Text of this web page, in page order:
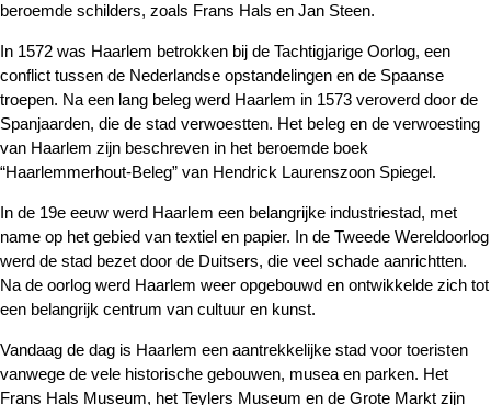
beroemde schilders, zoals Frans Hals en Jan Steen.
In 1572 was Haarlem betrokken bij de Tachtigjarige Oorlog, een
conflict tussen de Nederlandse opstandelingen en de Spaanse
troepen. Na een lang beleg werd Haarlem in 1573 veroverd door de
Spanjaarden, die de stad verwoestten. Het beleg en de verwoesting
van Haarlem zijn beschreven in het beroemde boek
“Haarlemmerhout-Beleg” van Hendrick Laurenszoon Spiegel.
In de 19e eeuw werd Haarlem een belangrijke industriestad, met
name op het gebied van textiel en papier. In de Tweede Wereldoorlog
werd de stad bezet door de Duitsers, die veel schade aanrichtten.
Na de oorlog werd Haarlem weer opgebouwd en ontwikkelde zich tot
een belangrijk centrum van cultuur en kunst.
Vandaag de dag is Haarlem een aantrekkelijke stad voor toeristen
vanwege de vele historische gebouwen, musea en parken. Het
Frans Hals Museum, het Teylers Museum en de Grote Markt zijn